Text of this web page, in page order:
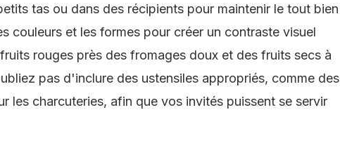
tas ou dans des récipients pour maintenir le tout bien
couleurs et les formes pour créer un contraste visuel
rouges près des fromages doux et des fruits secs à
pas d'inclure des ustensiles appropriés, comme des
les charcuteries, afin que vos invités puissent se servir